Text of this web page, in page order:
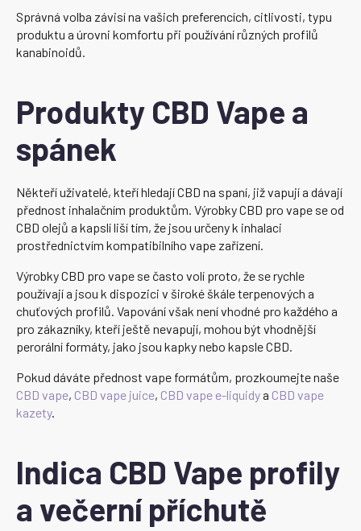
Správná volba závisí na vašich preferencích, citlivosti, typu
produktu a úrovni komfortu při používání různých profilů
kanabinoidů.
Produkty CBD Vape a
spánek
Někteří uživatelé, kteří hledají CBD na spaní, již vapují a dávají
přednost inhalačním produktům. Výrobky CBD pro vape se od
CBD olejů a kapslí liší tím, že jsou určeny k inhalaci
prostřednictvím kompatibilního vape zařízení.
Výrobky CBD pro vape se často volí proto, že se rychle
používají a jsou k dispozici v široké škále terpenových a
chuťových profilů. Vapování však není vhodné pro každého a
pro zákazníky, kteří ještě nevapují, mohou být vhodnější
perorální formáty, jako jsou kapky nebo kapsle CBD.
Pokud dáváte přednost vape formátům, prozkoumejte naše
CBD vape, CBD vape juice, CBD vape e-liquidya CBD vape
kazety.
Indica CBD Vape profily
a večerní příchutě